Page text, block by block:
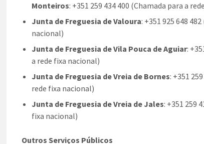
Monteiros: +351 259 434 400 (Chamada para a
Junta de Freguesia de Valoura: +351 925 648
nacional)
Junta de Freguesia de Vila Pouca de Aguiar:
a rede fixa nacional)
Junta de Freguesia de Vreia de Bornes: +351
rede fixa nacional)
Junta de Freguesia de Vreia de Jales: +351 259
fixa nacional)
Outros Serviços Públicos